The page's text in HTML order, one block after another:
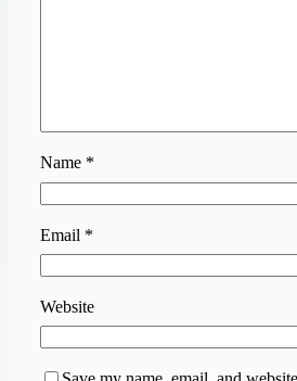
Name *
Email *
Website